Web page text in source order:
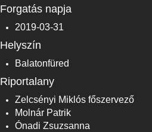
Forgatás napja
2019-03-31
Helyszín
Balatonfüred
Riportalany
Zelcsényi Miklós főszervező
Molnár Patrik
Ónadi Zsuzsanna